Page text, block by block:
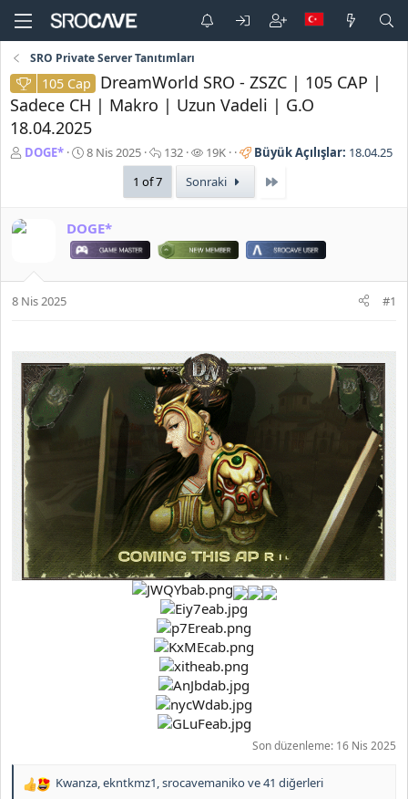
SRO Private Server Tanıtımları
105 Cap
DreamWorld SRO - ZSZC | 105 CAP |
Sadece CH | Makro | Uzun Vadeli | G.O
18.04.2025
K
u
y
ş
t
a
n
DOGE*
B
n
g
ç
i
h
8 Nis 2025
C
e
a
a
132
G
r
ü
ü
e
19K Büyük Açılışlar: 18.04.25
1 of 7
Sonraki
DOGE*
8 Nis 2025 #1
Son düzenleme: 16 Nis 2025
T
Kwanza,ekntkmz1,srocavemanikove 41 diğerleri